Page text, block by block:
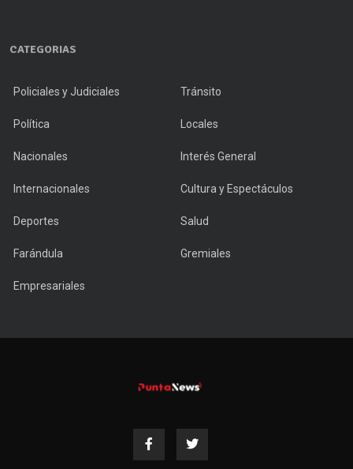
CATEGORIAS
Policiales y Judiciales Tránsito
Política Locales
Nacionales Interés General
Internacionales Cultura y Espectáculos
Deportes Salud
Farándula Gremiales
Empresariales